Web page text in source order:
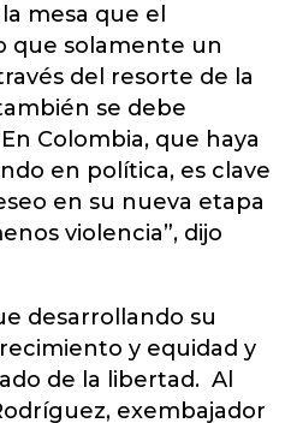
mesa que el
que solamente un
del resorte de la
se debe
Colombia, que haya
en política, es clave
en su nueva etapa
violencia”, dijo
desarrollando su
y equidad y
de la libertad. Al
exembajador